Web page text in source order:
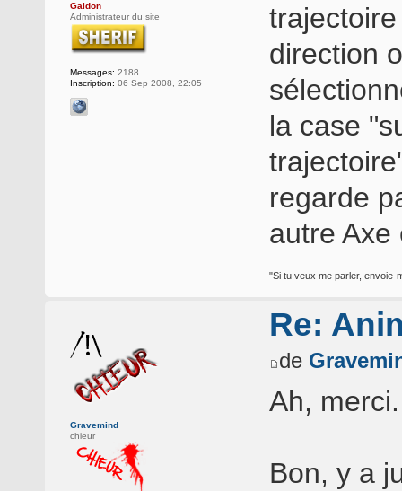
Galdon
Administrateur du site
Messages: 2188
Inscription: 06 Sep 2008, 22:05
direction
la case
regarde
autre
"Si tu veux me parler, envoie-
Gravemind
chieur
Re:
de
Ah,
Bon, y a